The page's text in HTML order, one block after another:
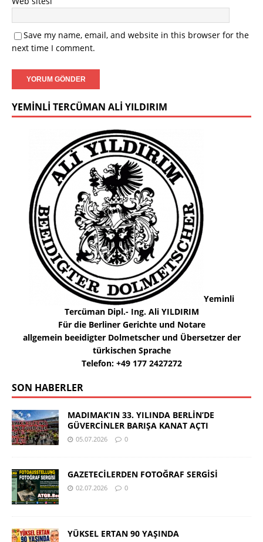
Save my name, email, and website in this browser for the
next time I comment.
YEMINLI TERCÜMAN ALI YILDIRIM
Yeminli
Tercüman Dipl.- Ing. Ali YILDIRIM
Für die Berliner Gerichte und Notare
allgemein beeidigter Dolmetscher und Übersetzer der
türkischen Sprache
Telefon: +49 177 2427272
SON HABERLER
MADIMAK’IN 33. YILINDA BERLİN’DE
GÜVERCİNLER BARIŞA KANAT AÇTI
05.07.2026 0
GAZETECİLERDEN FOTOĞRAF SERGİSİ
02.07.2026 0
YÜKSEL ERTAN 90 YAŞINDA